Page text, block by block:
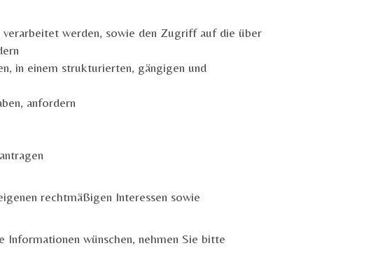
werden, sowie den Zugriff auf die über
in einem strukturierten, gängigen und
anfordern
rechtmäßigen Interessen sowie
wünschen, nehmen Sie bitte